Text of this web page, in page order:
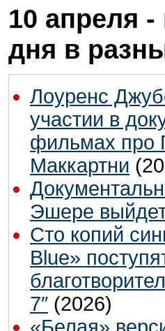
10 апреля -
дня в
Лоуренс
участии в
фильмах про
Маккартни
Эшере
Сто копий
Blue»
7″ (2026)